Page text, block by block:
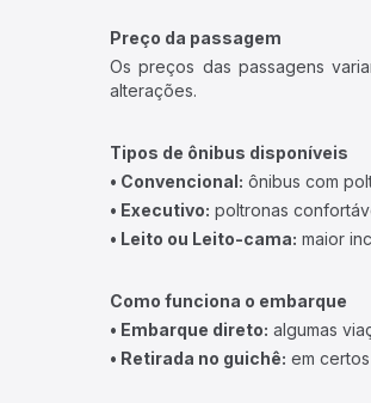
Preço da passagem
Os preços das passagens
alterações.
Tipos de ônibus disponíveis
• Convencional: ônibus com
• Executivo: poltronas
• Leito ou Leito-cama: maior
Como funciona o embarque
• Embarque direto: algumas
• Retirada no guichê: em